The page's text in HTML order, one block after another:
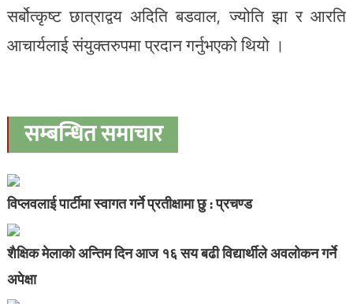
सर्बोत्कृष्ट छात्राद्वय अदिति बडवाल, ज्योति झा र आरति
आचार्यलाई संयुक्तरुपमा प्रदान गर्नुभएको थियो ।
सम्बन्धित समाचार
विप्लवलाई पार्टीमा स्वागत गर्ने प्रतीक्षामा छु : प्रचण्ड
शैक्षिक मेलाको अन्तिम दिन आज १६ सय बढी विद्यार्थीले अवलोकन गर्ने
अपेक्षा